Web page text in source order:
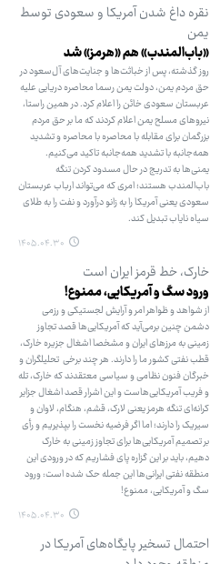
نقره داغ شدن آمریکا و سعودی توسط
یمن
«باب‌المندب» هم «هرمز» شد
روز گذشته، پس از خباثت‌ها و جنایت‌های آل‌سعود در
حق مردم یمن، دولت یمن رسما محاصره دریایی علیه
عربستان سعودی خائن را اعلام کرد. در همین راستا،
نیروهای مسلح یمن اعلام کردند که ما بر حق مردم
بزرگمان برای مقابله با محاصره با محاصره و تشدید
همه‌جانبه با تشدید همه‌جانبه تاکید می‌کنیم.
یمنی‌ها به تدریج در حال مسدود کردن تنگه
باب‌المندب هستند؛ امری که می‌تواند ارباب عربستان
سعودی یعنی آمریکا را به زانو درآورد و نفت را به طلای
سیاه نایاب تبدیل کند.
۱۴۰۵.۰۴.۳۰
خارک، خط قرمز ایران است
ورود سگ و آمریکایی، ممنوع!
از شواهد و ظواهر امر و آرایش لجستیکی و رزمی
دشمن چنین برمی‌آید که آمریکایی‌ها قصد تجاوز
زمینی به مرزهای ایران و مشخصا اشغال جزیره خارک،
قطب نفتی کشور ما را دارند. هر چند برخی تحلیلگران و
خبرگان فنون نظامی و سیاسی معتقدند که خارک، تله
و فریب آمریکایی‌هاست و این اشرار قصد اشغال جزایر
کرانه‌ای تنگه هرمز یعنی لارک، قشم، هنگام، لاوان و
سیریک را دارند؛ اما اگر فرضیه نخست را بپذیریم و رأی
بر تصمیم آمریکایی‌ها برای تجاوز زمینی به خارک
دهیم، باید بر این گزاره پای فشاریم که در ورودی این
منطقه نفتی ایرانی‌ها این جمله حک شده است: ورود
سگ و آمریکایی، ممنوع!
۱۴۰۵.۰۴.۳۰
احتمال تسخیر پایگاه‌های آمریکا در